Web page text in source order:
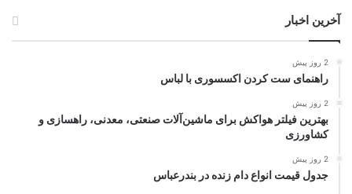
آخرین اخبار
2 روز پیش
راهنمای ست کردن اکسسوری با لباس
2 روز پیش
بهترین فیلتر هواکش برای ماشین‌آلات صنعتی، معدنی، راهسازی و
کشاورزی
2 روز پیش
جدول قیمت انواع دام زنده در بندرعباس